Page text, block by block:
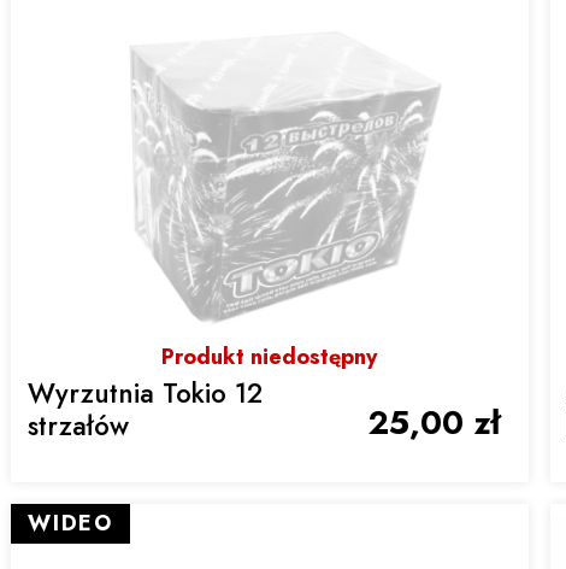
Produkt niedostępny
Wyrzutnia Tokio 12
strzałów
25,00 zł
WIDEO